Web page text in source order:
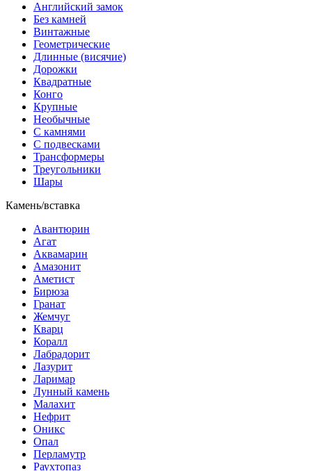
Английский замок
Без камней
Винтажные
Геометрические
Длинные (висячие)
Дорожки
Квадратные
Конго
Крупные
Необычные
С камнями
С подвесками
Трансформеры
Треугольники
Шары
Камень/вставка
Авантюрин
Агат
Аквамарин
Амазонит
Аметист
Бирюза
Гранат
Жемчуг
Кварц
Коралл
Лабрадорит
Лазурит
Ларимар
Лунный камень
Малахит
Нефрит
Оникс
Опал
Перламутр
Раухтопаз